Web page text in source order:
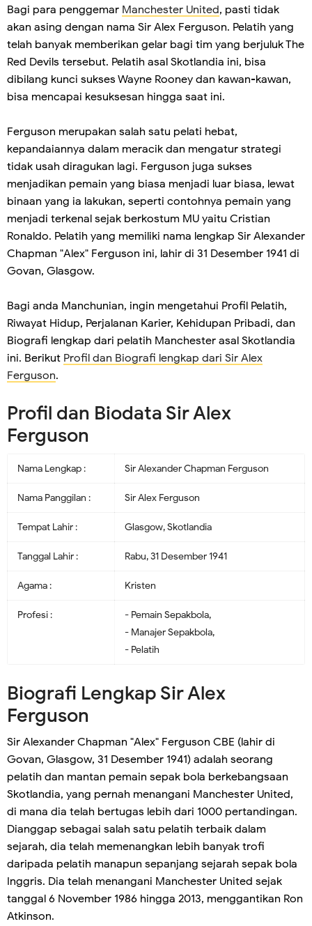
Bagi para penggemar Manchester United, pasti tidak
akan asing dengan nama Sir Alex Ferguson. Pelatih yang
telah banyak memberikan gelar bagi tim yang berjuluk The
Red Devils tersebut. Pelatih asal Skotlandia ini, bisa
dibilang kunci sukses Wayne Rooney dan kawan-kawan,
bisa mencapai kesuksesan hingga saat ini.
Ferguson merupakan salah satu pelati hebat,
kepandaiannya dalam meracik dan mengatur strategi
tidak usah diragukan lagi. Ferguson juga sukses
menjadikan pemain yang biasa menjadi luar biasa, lewat
binaan yang ia lakukan, seperti contohnya pemain yang
menjadi terkenal sejak berkostum MU yaitu Cristian
Ronaldo. Pelatih yang memiliki nama lengkap Sir Alexander
Chapman "Alex" Ferguson ini, lahir di 31 Desember 1941 di
Govan, Glasgow.
Bagi anda Manchunian, ingin mengetahui Profil Pelatih,
Riwayat Hidup, Perjalanan Karier, Kehidupan Pribadi, dan
Biografi lengkap dari pelatih Manchester asal Skotlandia
ini. Berikut Profil dan Biografi lengkap dari Sir Alex
Ferguson.
Profil dan Biodata Sir Alex
Ferguson
Nama Lengkap : Sir Alexander Chapman Ferguson
Nama Panggilan : Sir Alex Ferguson
Tempat Lahir : Glasgow, Skotlandia
Tanggal Lahir : Rabu, 31 Desember 1941
Agama : Kristen
Profesi :
- Pemain Sepakbola,
- Manajer Sepakbola,
- Pelatih
Biografi Lengkap Sir Alex
Ferguson
Sir Alexander Chapman "Alex" Ferguson CBE (lahir di
Govan, Glasgow, 31 Desember 1941) adalah seorang
pelatih dan mantan pemain sepak bola berkebangsaan
Skotlandia, yang pernah menangani Manchester United,
di mana dia telah bertugas lebih dari 1000 pertandingan.
Dianggap sebagai salah satu pelatih terbaik dalam
sejarah, dia telah memenangkan lebih banyak trofi
daripada pelatih manapun sepanjang sejarah sepak bola
Inggris. Dia telah menangani Manchester United sejak
tanggal 6 November 1986 hingga 2013, menggantikan Ron
Atkinson.